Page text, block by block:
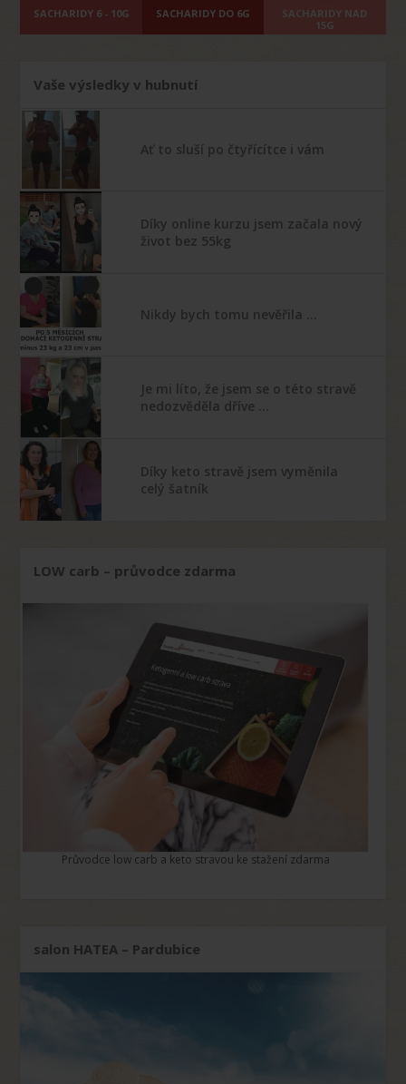
SACHARIDY 6 - 10G SACHARIDY DO 6G
SACHARIDY NAD
15G
Vaše výsledky v hubnutí
Ať to sluší po čtyřícítce i vám
Díky online kurzu jsem začala nový
život bez 55kg
Nikdy bych tomu nevěřila …
Je mi líto, že jsem se o této stravě
nedozvěděla dříve …
Díky keto stravě jsem vyměnila
celý šatník
LOW carb – průvodce zdarma
Průvodce low carb a keto stravou ke stažení zdarma
salon HATEA – Pardubice